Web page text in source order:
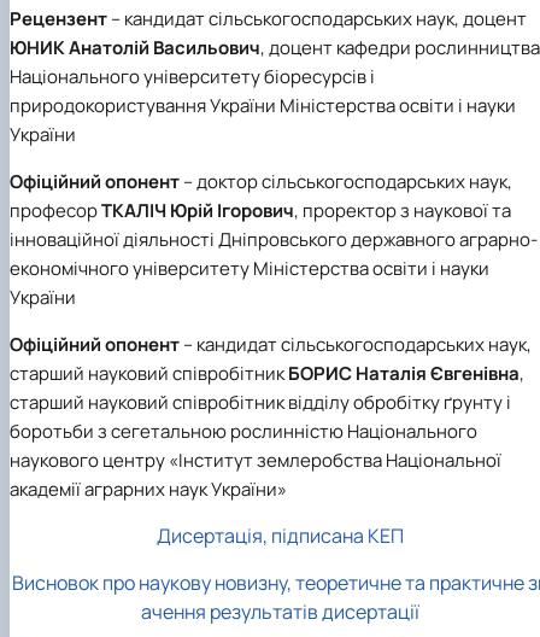
Рецензент– кандидат сільськогосподарських наук, доцент
ЮНИК Анатолій Васильович, доцент кафедри рослинництва
Національного університету біоресурсів і
природокористування України Міністерства освіти і науки
України
Офіційний опонент– доктор сільськогосподарських наук,
професорТКАЛІЧ Юрій Ігорович, проректор з наукової та
інноваційної діяльності Дніпровського державного аграрно-
економічного університету Міністерства освіти і науки
України
Офіційний опонент– кандидат сільськогосподарських наук,
старший науковий співробітникБОРИС Наталія Євгенівна,
старший науковий співробітник відділу обробітку ґрунту і
боротьби з сегетальною рослинністю Національного
наукового центру «Інститут землеробства Національної
академії аграрних наук України»
Дисертація, підписана КЕП
Висновок про наукову новизну, теоретичне та практичне
ачення результатів дисертації